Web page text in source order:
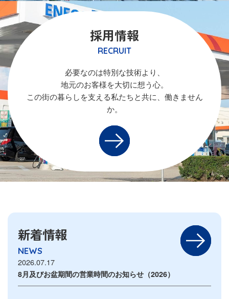
採用情報
RECRUIT
必要なのは特別な技術より、
地元のお客様を大切に想う心。
この街の暮らしを支える私たちと共に、働きません
か。
新着情報
NEWS
2026.07.17
8月及びお盆期間の営業時間のお知らせ（2026）